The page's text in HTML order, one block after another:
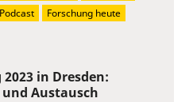
in Dresden:
Austausch
Podcast
Forschung heute